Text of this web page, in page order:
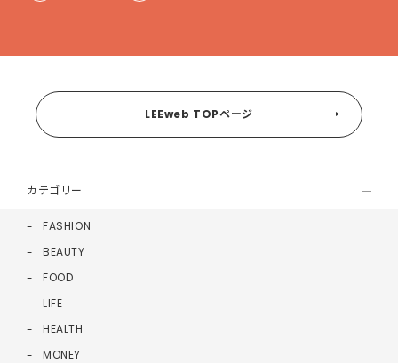
LEEweb TOPページ
カテゴリー
FASHION
BEAUTY
FOOD
LIFE
HEALTH
MONEY